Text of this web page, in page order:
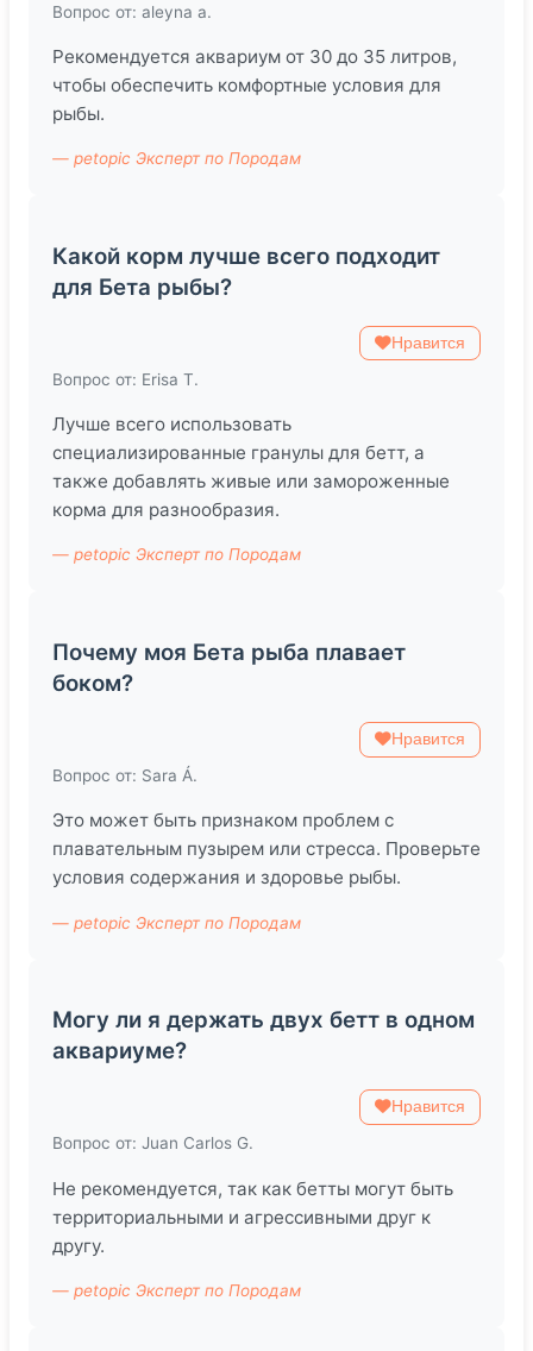
Вопрос от: aleyna a.
Рекомендуется аквариум от 30 до 35 литров,
чтобы обеспечить комфортные условия для
рыбы.
— petopic Эксперт по Породам
Какой корм лучше всего подходит
для Бета рыбы?
Нравится
Вопрос от: Erisa T.
Лучше всего использовать
специализированные гранулы для бетт, а
также добавлять живые или замороженные
корма для разнообразия.
— petopic Эксперт по Породам
Почему моя Бета рыба плавает
боком?
Нравится
Вопрос от: Sara Á.
Это может быть признаком проблем с
плавательным пузырем или стресса. Проверьте
условия содержания и здоровье рыбы.
— petopic Эксперт по Породам
Могу ли я держать двух бетт в одном
аквариуме?
Нравится
Вопрос от: Juan Carlos G.
Не рекомендуется, так как бетты могут быть
территориальными и агрессивными друг к
другу.
— petopic Эксперт по Породам